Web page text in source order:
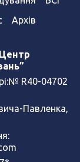
Архів
R40-04702
Павленка,